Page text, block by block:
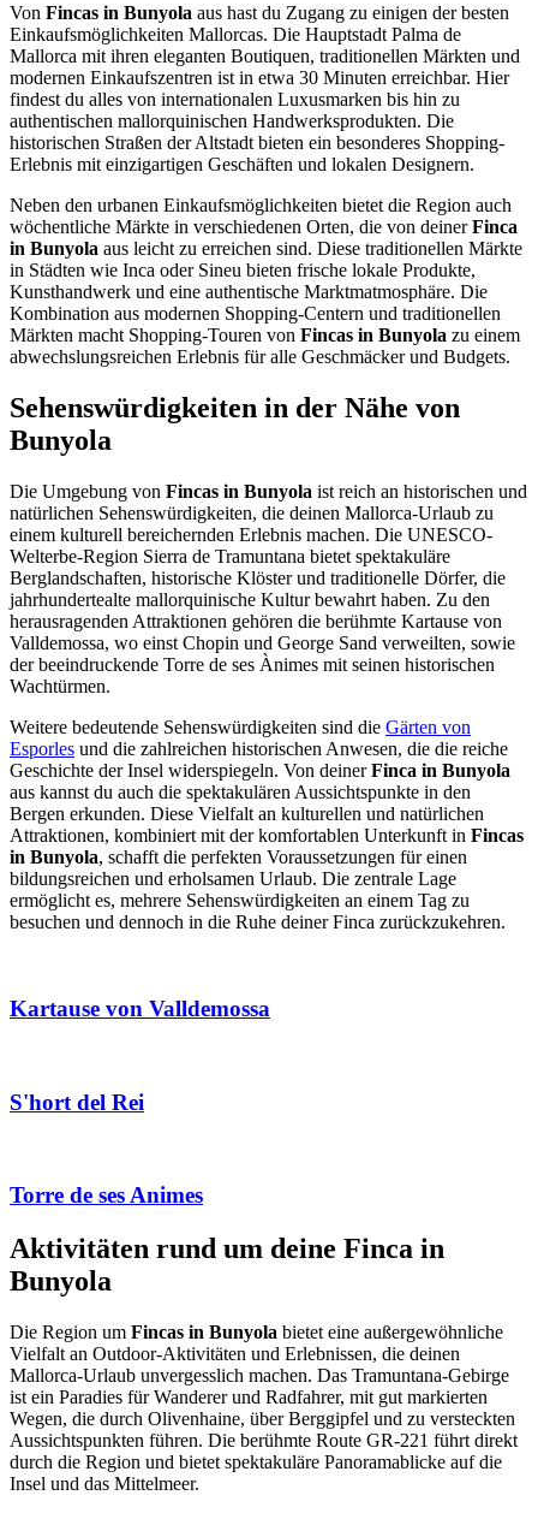
Von Fincas in Bunyola aus hast du Zugang zu einigen der besten
Einkaufsmöglichkeiten Mallorcas. Die Hauptstadt Palma de
Mallorca mit ihren eleganten Boutiquen, traditionellen Märkten und
modernen Einkaufszentren ist in etwa 30 Minuten erreichbar. Hier
findest du alles von internationalen Luxusmarken bis hin zu
authentischen mallorquinischen Handwerksprodukten. Die
historischen Straßen der Altstadt bieten ein besonderes Shopping-
Erlebnis mit einzigartigen Geschäften und lokalen Designern.
Neben den urbanen Einkaufsmöglichkeiten bietet die Region auch
wöchentliche Märkte in verschiedenen Orten, die von deinerFinca
in Bunyola aus leicht zu erreichen sind. Diese traditionellen Märkte
in Städten wie Inca oder Sineu bieten frische lokale Produkte,
Kunsthandwerk und eine authentische Marktmatmosphäre. Die
Kombination aus modernen Shopping-Centern und traditionellen
Märkten macht Shopping-Touren von Fincas in Bunyola zu einem
abwechslungsreichen Erlebnis für alle Geschmäcker und Budgets.
Sehenswürdigkeiten in der Nähe von
Bunyola
Die Umgebung von Fincas in Bunyola ist reich an historischen und
natürlichen Sehenswürdigkeiten, die deinen Mallorca-Urlaub zu
einem kulturell bereichernden Erlebnis machen. Die UNESCO-
Welterbe-Region Sierra de Tramuntana bietet spektakuläre
Berglandschaften, historische Klöster und traditionelle Dörfer, die
jahrhundertealte mallorquinische Kultur bewahrt haben. Zu den
herausragenden Attraktionen gehören die berühmte Kartause von
Valldemossa, wo einst Chopin und George Sand verweilten, sowie
der beeindruckende Torre de ses Ànimes mit seinen historischen
Wachtürmen.
Weitere bedeutende Sehenswürdigkeiten sind die Gärten von
Esporles und die zahlreichen historischen Anwesen, die die reiche
Geschichte der Insel widerspiegeln. Von deinerFinca in Bunyola
aus kannst du auch die spektakulären Aussichtspunkte in den
Bergen erkunden. Diese Vielfalt an kulturellen und natürlichen
Attraktionen, kombiniert mit der komfortablen Unterkunft in Fincas
in Bunyola, schafft die perfekten Voraussetzungen für einen
bildungsreichen und erholsamen Urlaub. Die zentrale Lage
ermöglicht es, mehrere Sehenswürdigkeiten an einem Tag zu
besuchen und dennoch in die Ruhe deiner Finca zurückzukehren.
Kartause von Valldemossa
S'hort del Rei
Torre de ses Animes
Aktivitäten rund um deine Finca in
Bunyola
Die Region um Fincas in Bunyola bietet eine außergewöhnliche
Vielfalt an Outdoor-Aktivitäten und Erlebnissen, die deinen
Mallorca-Urlaub unvergesslich machen. Das Tramuntana-Gebirge
ist ein Paradies für Wanderer und Radfahrer, mit gut markierten
Wegen, die durch Olivenhaine, über Berggipfel und zu versteckten
Aussichtspunkten führen. Die berühmte Route GR-221 führt direkt
durch die Region und bietet spektakuläre Panoramablicke auf die
Insel und das Mittelmeer.